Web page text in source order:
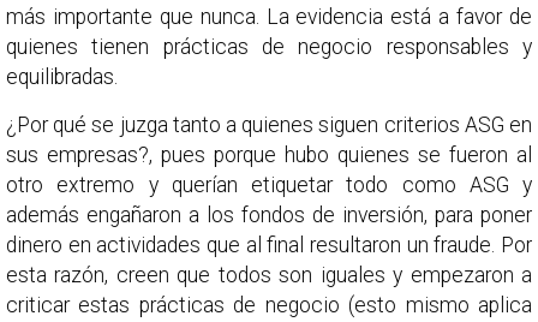
más importante que nunca. La evidencia está a favor de
quienes tienen prácticas de negocio responsables y
equilibradas.
¿Por qué se juzga tanto a quienes siguen criterios ASG en
sus empresas?, pues porque hubo quienes se fueron al
otro extremo y querían etiquetar todo como ASG y
además engañaron a los fondos de inversión, para poner
dinero en actividades que al final resultaron un fraude. Por
esta razón, creen que todos son iguales y empezaron a
criticar estas prácticas de negocio (esto mismo aplica